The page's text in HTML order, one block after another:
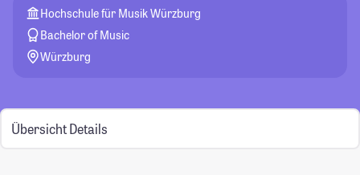
Hochschule für Musik Würzburg
Bachelor of Music
Würzburg
Übersicht Details